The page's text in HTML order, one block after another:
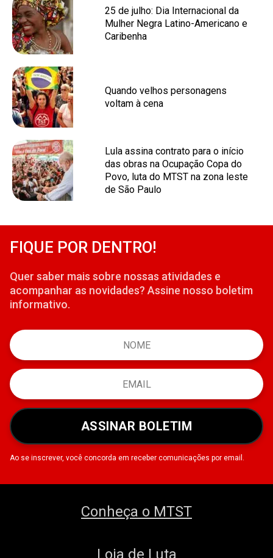
25 de julho: Dia Internacional da
Mulher Negra Latino-Americano e
Caribenha
Quando velhos personagens
voltam à cena
Lula assina contrato para o início
das obras na Ocupação Copa do
Povo, luta do MTST na zona leste
de São Paulo
FIQUE POR DENTRO!
Quer saber mais sobre nossas atividades e
acompanhar as novidades? Assine nosso boletim
informativo.
ASSINAR BOLETIM
Ao se inscrever, você concorda em receber comunicações por email.
Conheça o MTST
Loja de Luta